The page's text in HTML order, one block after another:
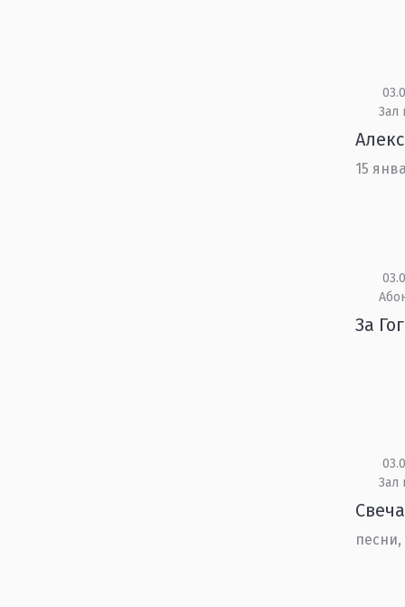
Зал
15
За
Зал